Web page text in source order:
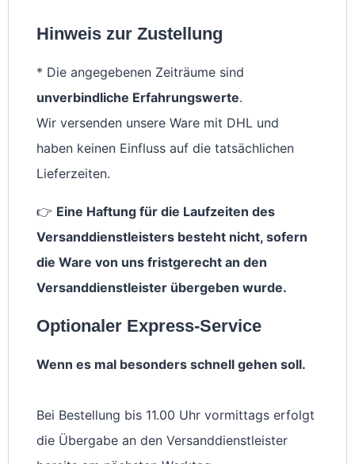
Hinweis zur Zustellung
* Die angegebenen Zeiträume sind
unverbindliche Erfahrungswerte.
Wir versenden unsere Ware mit DHL und
haben keinen Einfluss auf die tatsächlichen
Lieferzeiten.
👉 Eine Haftung für die Laufzeiten des
Versanddienstleisters besteht nicht, sofern
die Ware von uns fristgerecht an den
Versanddienstleister übergeben wurde.
Optionaler Express-Service
Wenn es mal besonders schnell gehen soll.
Bei Bestellung bis 11.00 Uhr vormittags erfolgt
die Übergabe an den Versanddienstleister